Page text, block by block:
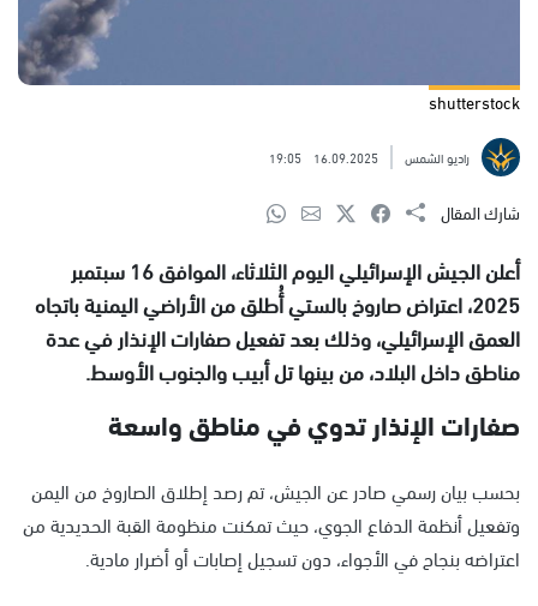
shutterstock
راديو الشمس 16.09.2025
19:05
شارك المقال
أعلن الجيش الإسرائيلي اليوم الثلاثاء، الموافق 16 سبتمبر
2025، اعتراض صاروخ بالستي أُطلق من الأراضي اليمنية باتجاه
العمق الإسرائيلي، وذلك بعد تفعيل صفارات الإنذار في عدة
مناطق داخل البلاد، من بينها تل أبيب والجنوب الأوسط.
صفارات الإنذار تدوي في مناطق واسعة
بحسب بيان رسمي صادر عن الجيش، تم رصد إطلاق الصاروخ من اليمن
وتفعيل أنظمة الدفاع الجوي، حيث تمكنت منظومة القبة الحديدية من
اعتراضه بنجاح في الأجواء، دون تسجيل إصابات أو أضرار مادية.